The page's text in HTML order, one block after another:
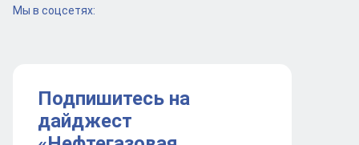
Мы в соцсетях:
Подпишитесь на
дайджест